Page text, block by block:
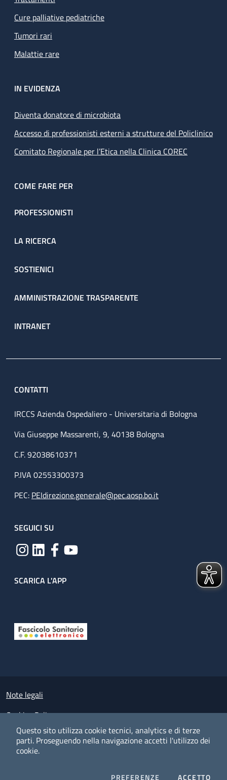
Questo sito utilizza cookie tecnici, analytics e di terze
parti. Proseguendo nella navigazione accetti l'utilizzo dei
cookie.
PREFERENZE COOKIESACCETTOI
Cure palliative pediatriche
Tumori rari
Malattie rare
IN EVIDENZA
Diventa donatore di microbiota
Accesso di professionisti esterni a strutture del Policlinico
Comitato Regionale per l’Etica nella Clinica COREC
COME FARE PER
PROFESSIONISTI
LA RICERCA
SOSTIENICI
AMMINISTRAZIONE TRASPARENTE
INTRANET
CONTATTI
IRCCS Azienda Ospedaliero - Universitaria di Bologna
Via Giuseppe Massarenti, 9, 40138 Bologna
C.F. 92038610371
P.IVA 02553300373
PEC: PEIdirezione.generale@pec.aosp.bo.it
SEGUICI SU
SCARICA L'APP
Small prints
Note legali
Cookies Policy
Policy privacy e protezione del dato personale
Albo pretorio on-line